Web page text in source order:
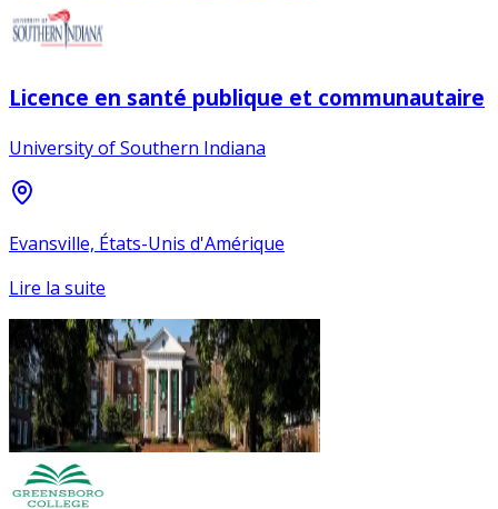
Licence en santé publique et communautaire
University of Southern Indiana
Evansville, États-Unis d'Amérique
Lire la suite